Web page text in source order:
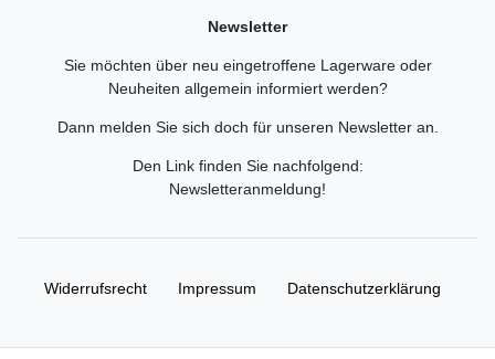
Newsletter
Sie möchten über neu eingetroffene Lagerware oder
Neuheiten allgemein informiert werden?
Dann melden Sie sich doch für unseren Newsletter an.
Den Link finden Sie nachfolgend:
Newsletteranmeldung!
Widerrufs­recht Impressum Daten­schutz­erklärung